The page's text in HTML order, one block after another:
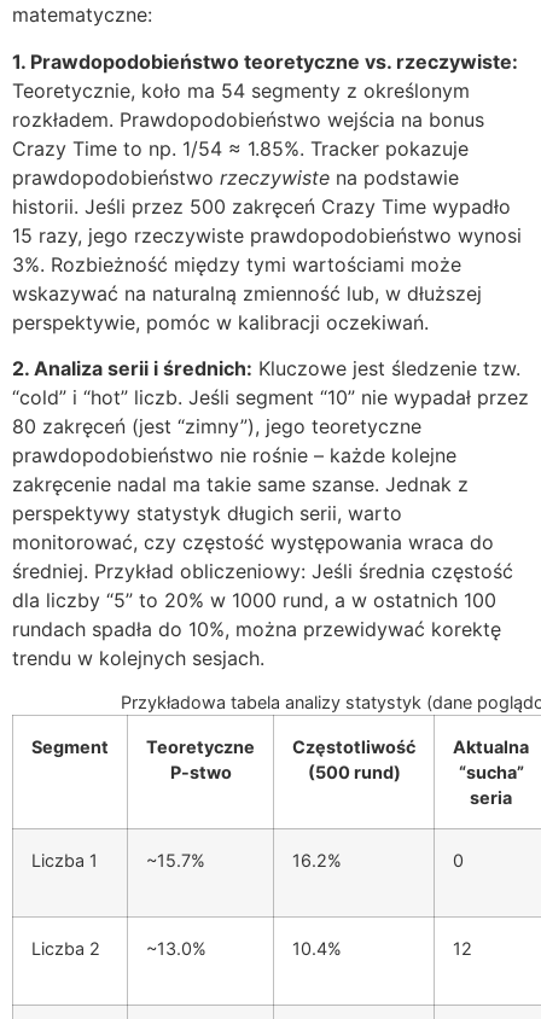
matematyczne:
1. Prawdopodobieństwo teoretyczne vs. rzeczywiste:
Teoretycznie, koło ma 54 segmenty z określonym
rozkładem. Prawdopodobieństwo wejścia na bonus
Crazy Time to np. 1/54 ≈ 1.85%. Tracker pokazuje
prawdopodobieństwo rzeczywiste na podstawie
historii. Jeśli przez 500 zakręceń Crazy Time wypadło
15 razy, jego rzeczywiste prawdopodobieństwo wynosi
3%. Rozbieżność między tymi wartościami może
wskazywać na naturalną zmienność lub, w dłuższej
perspektywie, pomóc w kalibracji oczekiwań.
2. Analiza serii i średnich: Kluczowe jest śledzenie tzw.
“cold” i “hot” liczb. Jeśli segment “10” nie wypadał przez
80 zakręceń (jest “zimny”), jego teoretyczne
prawdopodobieństwo nie rośnie – każde kolejne
zakręcenie nadal ma takie same szanse. Jednak z
perspektywy statystyk długich serii, warto
monitorować, czy częstość występowania wraca do
średniej. Przykład obliczeniowy: Jeśli średnia częstość
dla liczby “5” to 20% w 1000 rund, a w ostatnich 100
rundach spadła do 10%, można przewidywać korektę
trendu w kolejnych sesjach.
Przykładowa tabela analizy statystyk (dane
Segment
Teoretyczne
P-stwo
Częstotliwość
(500 rund)
Aktualna
“sucha”
seria
Liczba 1 ~15.7% 16.2% 0
Liczba 2 ~13.0% 10.4% 12